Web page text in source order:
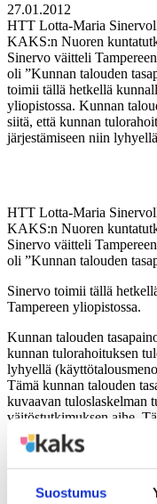
Suostumus
27.01.2012
HTT Lotta-Maria
KAKS:n Nuoren
Sinervo väitteli
oli ”Kunnan talouden
toimii tällä hetkellä
yliopistossa. Kunnan
siitä, että kunnan
järjestämiseen niin
HTT Lotta-Maria
KAKS:n Nuoren
Sinervo väitteli
oli ”Kunnan talouden
Sinervo toimii tällä
Tampereen yliopistossa.
Kunnan talouden
kunnan tulorahoituksen
lyhyellä
Tämä kunnan talouden
kuvaavan tuloslaskelman
väitöstutkimuksen aihe.
hetkellä, kun
kun kehitystyö
lähtien nuorille